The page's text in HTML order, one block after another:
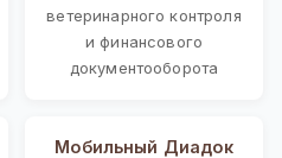
ветеринарного контроля
и финансового
документооборота
Мобильный Диадок